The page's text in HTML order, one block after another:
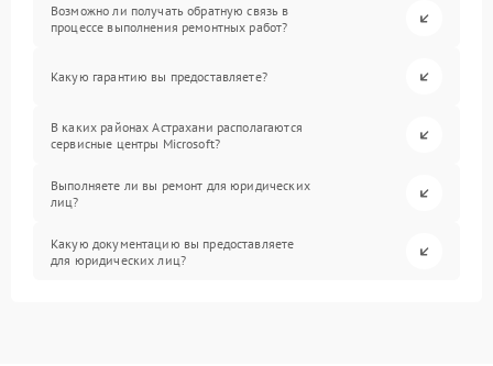
Возможно ли получать обратную связь в
процессе выполнения ремонтных работ?
Какую гарантию вы предоставляете?
В каких районах Астрахани располагаются
сервисные центры Microsoft?
Выполняете ли вы ремонт для юридических
лиц?
Какую документацию вы предоставляете
для юридических лиц?